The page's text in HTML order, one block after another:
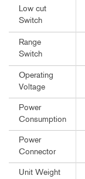
Low cut
Switch
Range
Switch
Operating
Voltage
Power
Consumption
Power
Connector
Unit Weight